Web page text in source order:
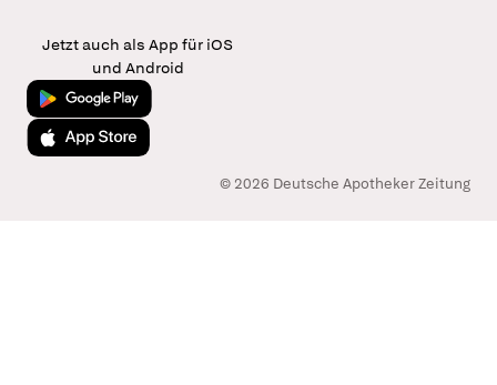
Jetzt auch als App für iOS
und Android
Jetzt bei Google Play
Laden im App Store
© 2026 Deutsche Apotheker Zeitung